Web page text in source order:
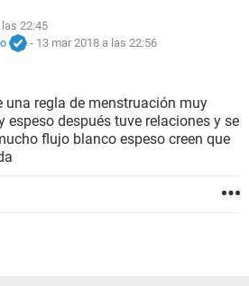
22:45
- 13 mar 2018 a las 22:56
una regla de menstruación muy
espeso después tuve relaciones y se
flujo blanco espeso creen que